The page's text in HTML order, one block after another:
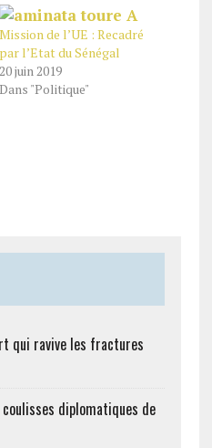
Mission de l’UE : Recadré
par l’Etat du Sénégal
20 juin 2019
Dans "Politique"
qui ravive les fractures
diplomatiques de